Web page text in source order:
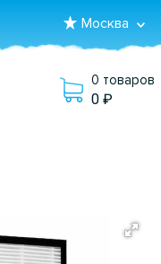
Москва
0 товаров
0